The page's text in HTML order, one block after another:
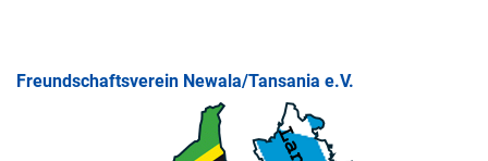
Freundschaftsverein Newala/Tansania e.V.